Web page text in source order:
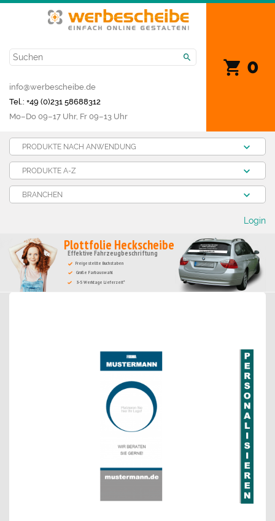
0
info@werbescheibe.de
Tel.: +49 (0)231 58688312
Mo­–Do 09–17 Uhr, Fr 09–13 Uhr
PRODUKTE NACH ANWENDUNG
PRODUKTE A-Z
BRANCHEN
Login
Plottfolie Heckscheibe
Effektive Fahrzeugbeschriftung
Freigestellte Buchstaben
Große Farbauswahl
3-5 Werktage Lieferzeit*